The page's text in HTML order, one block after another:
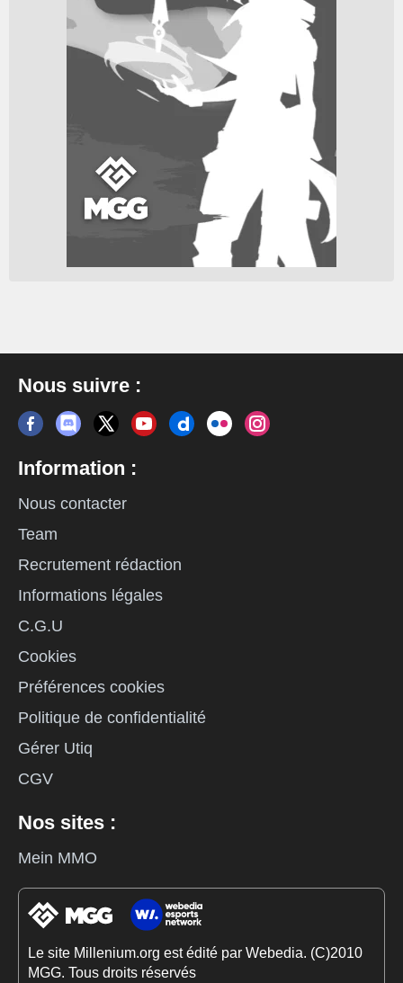
Nous suivre :
Information :
Nous contacter
Team
Recrutement rédaction
Informations légales
C.G.U
Cookies
Préférences cookies
Politique de confidentialité
Gérer Utiq
CGV
Nos sites :
Mein MMO
Le site Millenium.org est édité par Webedia. (C)2010
MGG. Tous droits réservés